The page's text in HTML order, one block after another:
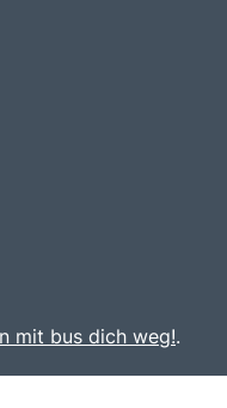
mit bus dich weg!.